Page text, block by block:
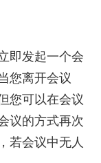
即发起一个会
您离开会议
您可以在会议
议的方式再次
若会议中无人